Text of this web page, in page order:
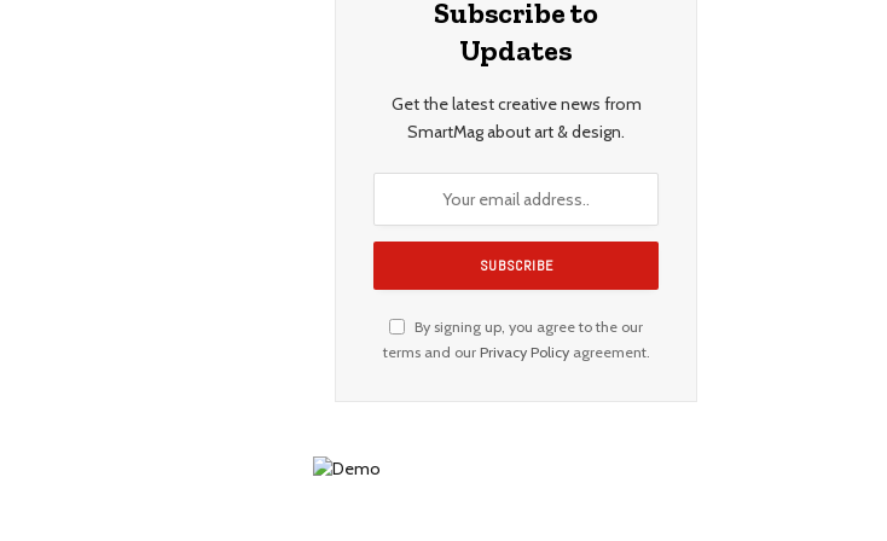
Subscribe to
Updates
Get the latest creative news from
SmartMag about art & design.
By signing up, you agree to the our
terms and our Privacy Policyagreement.